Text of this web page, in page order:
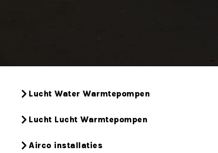
Lucht Water Warmtepompen
Lucht Lucht Warmtepompen
Airco installaties